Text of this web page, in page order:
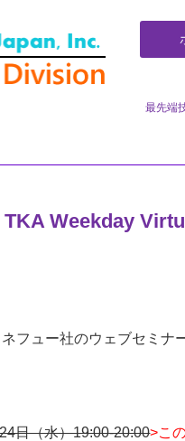
最先端
TKA Weekday
フュー社のウェブセミナ
日（水）19:00-20:00>こ